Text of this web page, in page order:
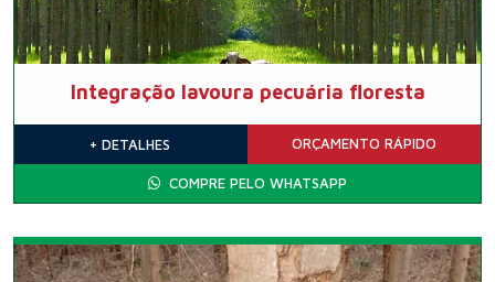
Integração lavoura pecuária floresta
+ DETALHES ORÇAMENTO RÁPIDO
COMPRE PELO WHATSAPP